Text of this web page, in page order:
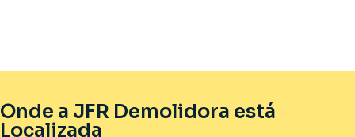
Onde a JFR Demolidora está
Localizada